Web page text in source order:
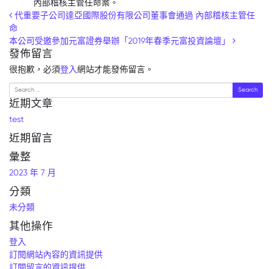
內部稽核主管任命案。
Post navigation
代重要子公司達亞國際股份有限公司董事會通過 內部稽核主管任
命
本公司受邀參加元富證券舉辦「2019年春季元富投資論壇」
發佈留言
很抱歉，必須登入網站才能發佈留言。
Search
近期文章
test
近期留言
彙整
2023 年 7 月
分類
未分類
其他操作
登入
訂閱網站內容的資訊提供